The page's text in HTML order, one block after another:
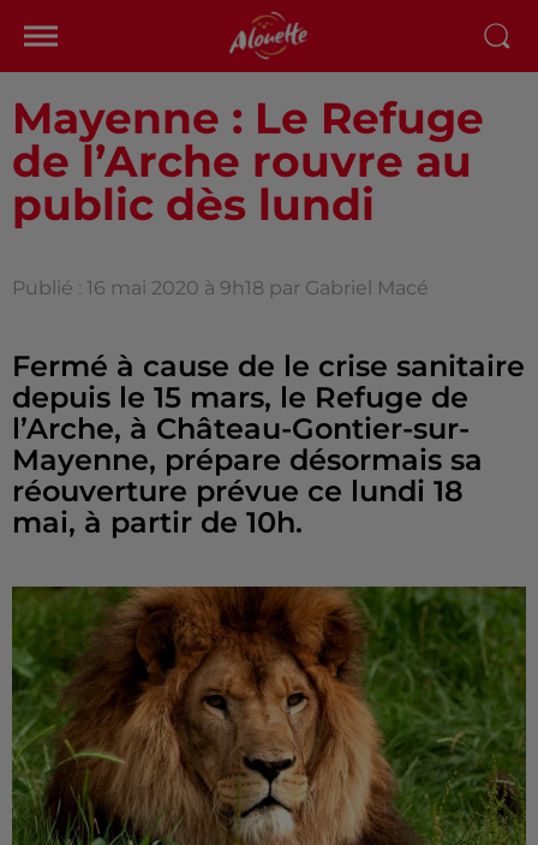
Mayenne : Le Refuge
de l’Arche rouvre au
public dès lundi
Publié : 16 mai 2020 à 9h18 par Gabriel Macé
Fermé à cause de le crise sanitaire
depuis le 15 mars, le Refuge de
l’Arche, à Château-Gontier-sur-
Mayenne, prépare désormais sa
réouverture prévue ce lundi 18
mai, à partir de 10h.